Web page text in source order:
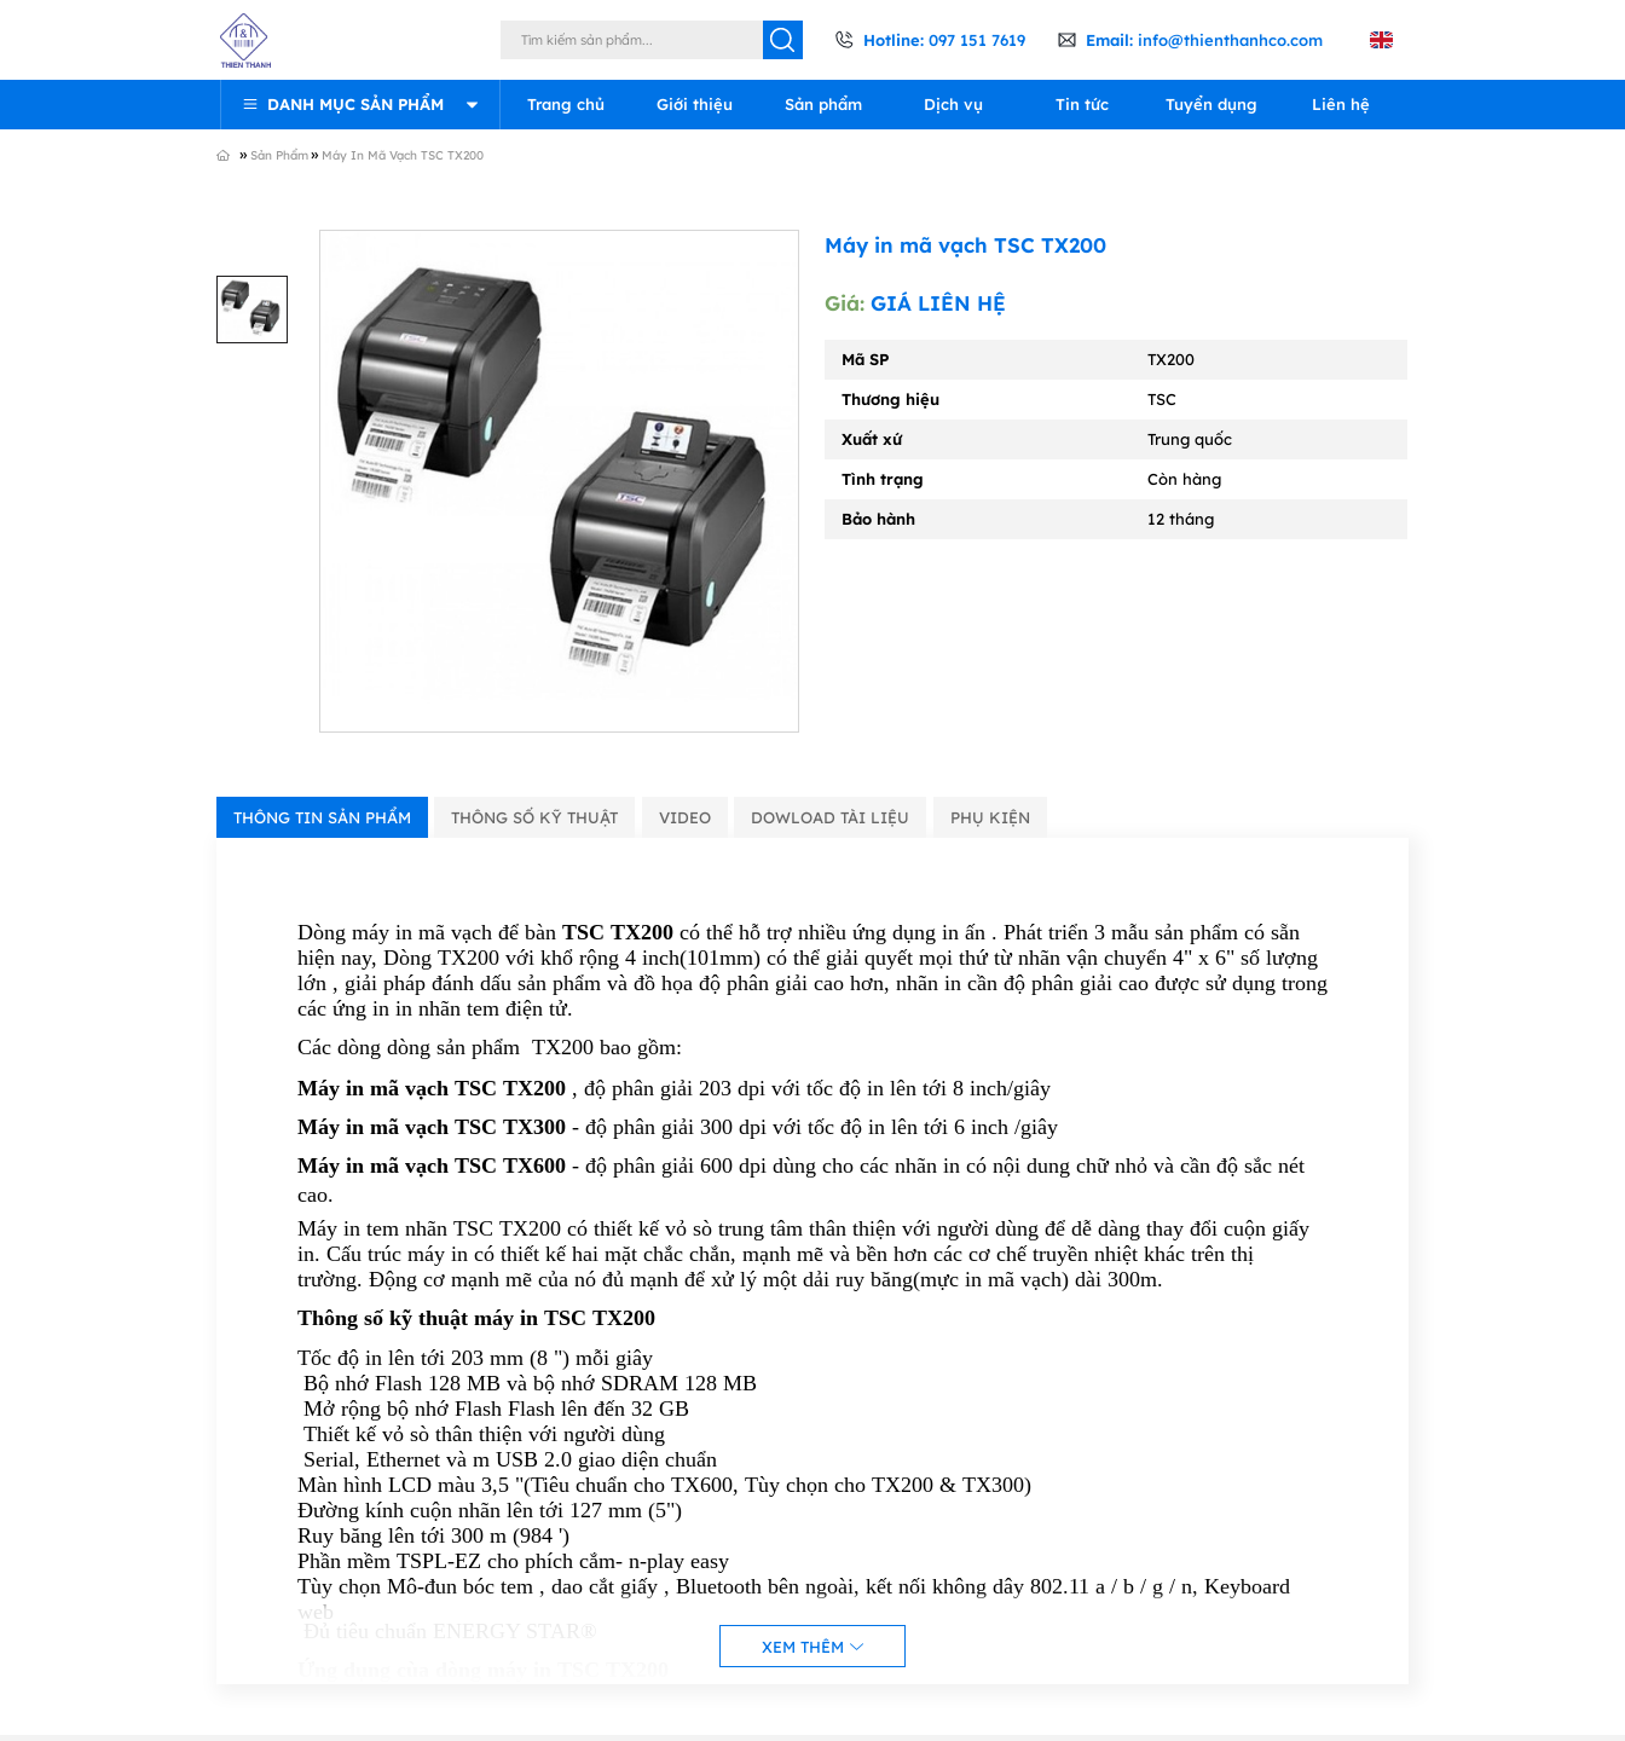
» Sản Phẩm » Máy In Mã Vạch TSC TX200
Hotline: 097 151 7619 Email: info@thienthanhco.com
DANH MỤC SẢN PHẨM Trang chủ Giới thiệu Sản phẩm Dịch vụ Tin tức Tuyển dụng Liên hệ
Máy in mã vạch TSC TX200
Giá:GIÁ LIÊN HỆ
Mã SP TX200
Thương hiệu TSC
Xuất xứ Trung quốc
Tình trạng Còn hàng
Bảo hành 12 tháng
THÔNG TIN SẢN PHẨM THÔNG SỐ KỸ THUẬT VIDEO DOWLOAD TÀI LIỆU PHỤ KIỆN
Dòng máy in mã vạch để bàn TSC TX200có thể hỗ trợ nhiều ứng dụng in ấn . Phát triển 3 mẫu sản phẩm có sẵn
hiện nay, Dòng TX200 với khổ rộng 4 inch(101mm) có thể giải quyết mọi thứ từ nhãn vận chuyển 4" x 6" số lượng
lớn , giải pháp đánh dấu sản phẩm và đồ họa độ phân giải cao hơn, nhãn in cần độ phân giải cao được sử dụng trong
các ứng in in nhãn tem điện tử.
Các dòng dòng sản phẩm TX200 bao gồm:
Máy in mã vạch TSC TX200, độ phân giải 203 dpi với tốc độ in lên tới 8 inch/giây
Máy in mã vạch TSC TX300- độ phân giải 300 dpi với tốc độ in lên tới 6 inch /giây
Máy in mã vạch TSC TX600- độ phân giải 600 dpi dùng cho các nhãn in có nội dung chữ nhỏ và cần độ sắc nét
cao.
Máy in tem nhãn TSC TX200 có thiết kế vỏ sò trung tâm thân thiện với người dùng để dễ dàng thay đổi cuộn giấy
in. Cấu trúc máy in có thiết kế hai mặt chắc chắn, mạnh mẽ và bền hơn các cơ chế truyền nhiệt khác trên thị
trường. Động cơ mạnh mẽ của nó đủ mạnh để xử lý một dải ruy băng(mực in mã vạch) dài 300m.
Thông số kỹ thuật máy in TSC TX200
Tốc độ in lên tới 203 mm (8 ") mỗi giây
Bộ nhớ Flash 128 MB và bộ nhớ SDRAM 128 MB
Mở rộng bộ nhớ Flash Flash lên đến 32 GB
Thiết kế vỏ sò thân thiện với người dùng
Serial, Ethernet và m USB 2.0 giao diện chuẩn
Màn hình LCD màu 3,5 "(Tiêu chuẩn cho TX600, Tùy chọn cho TX200 & TX300)
Đường kính cuộn nhãn lên tới 127 mm (5")
Ruy băng lên tới 300 m (984 ')
Phần mềm TSPL-EZ cho phích cắm- n-play easy
Tùy chọn Mô-đun bóc tem , dao cắt giấy , Bluetooth bên ngoài, kết nối không dây 802.11 a / b / g / n, Keyboard
web
XEM THÊM